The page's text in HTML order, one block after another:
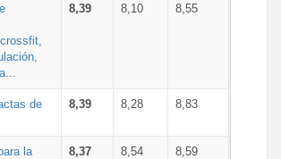
8,39 8,10 8,55
de
8,39 8,28 8,83
la
8,37 8,54 8,59